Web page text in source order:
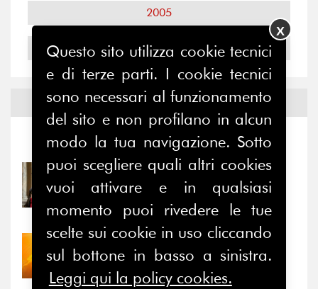
2005
2004
Notizie ed Eventi
Notizie-Eventi
31/07/2026
Prima della pausa estiva,
il valore di...
30/07/2026
Nove anni dopo la
“grande cecità”: la...
Questo sito utilizza cookie tecnici
e di terze parti. I cookie tecnici
sono necessari al funzionamento
del sito e non profilano in alcun
modo la tua navigazione. Sotto
puoi scegliere quali altri cookies
vuoi attivare e in qualsiasi
momento puoi rivedere le tue
scelte sui cookie in uso cliccando
sul bottone in basso a sinistra.
Leggi qui la policy cookies.
X